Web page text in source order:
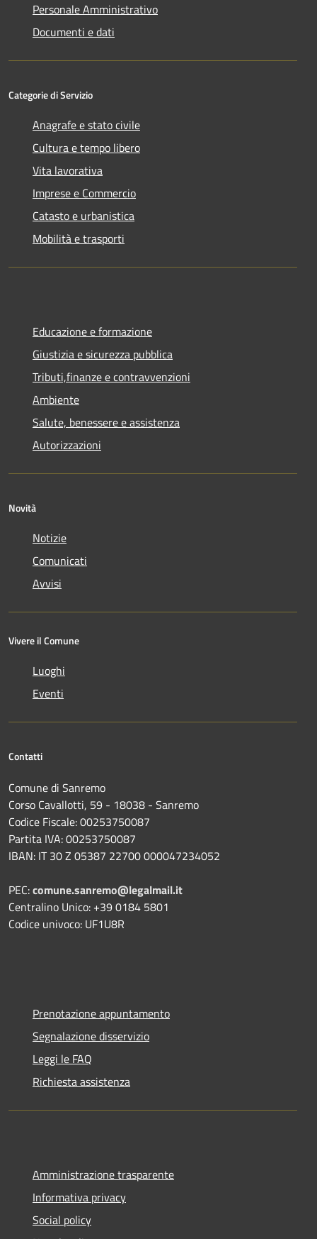
Personale Amministrativo
Documenti e dati
Categorie di Servizio
Anagrafe e stato civile
Cultura e tempo libero
Vita lavorativa
Imprese e Commercio
Catasto e urbanistica
Mobilità e trasporti
Educazione e formazione
Giustizia e sicurezza pubblica
Tributi,finanze e contravvenzioni
Ambiente
Salute, benessere e assistenza
Autorizzazioni
Novità
Notizie
Comunicati
Avvisi
Vivere il Comune
Luoghi
Eventi
Contatti
Comune di Sanremo
Corso Cavallotti, 59 - 18038 - Sanremo
Codice Fiscale: 00253750087
Partita IVA: 00253750087
IBAN: IT 30 Z 05387 22700 000047234052
PEC:comune.sanremo@legalmail.it
Centralino Unico: +39 0184 5801
Codice univoco: UF1U8R
Prenotazione appuntamento
Segnalazione disservizio
Leggi le FAQ
Richiesta assistenza
Amministrazione trasparente
Informativa privacy
Social policy